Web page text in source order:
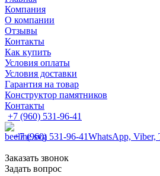
Компания
О компании
Отзывы
Контакты
Как купить
Условия оплаты
Условия доставки
Гарантия на товар
Конструктор памятников
Контакты
+7 (960) 531-96-41
+7 (960) 531-96-41WhatsApp, Viber,
Заказать звонок
Задать вопрос